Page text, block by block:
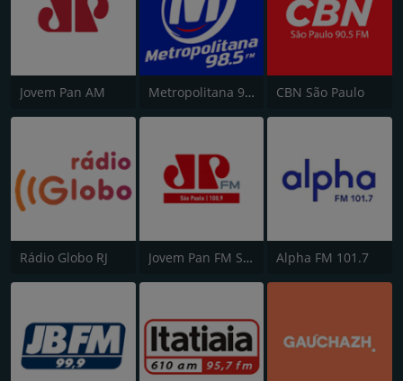
Jovem Pan AM Metropolitana 98.5 FM CBN São Paulo
Rádio Globo RJ Jovem Pan FM São Paulo Alpha FM 101.7